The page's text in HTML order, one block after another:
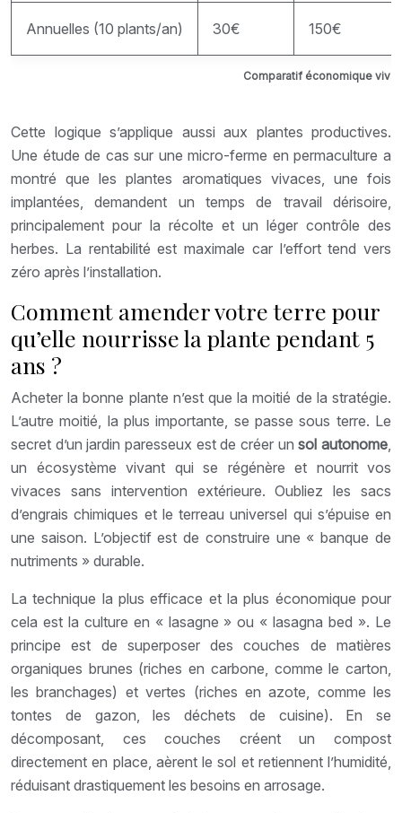
Comparatif économique
Annuelles (10 plants/an) 30€ 150€
Cette logique s’applique aussi aux plantes productives.
Une étude de cas sur une micro-ferme en permaculture a
montré que les plantes aromatiques vivaces, une fois
implantées, demandent un temps de travail dérisoire,
principalement pour la récolte et un léger contrôle des
herbes. La rentabilité est maximale car l’effort tend vers
zéro après l’installation.
Comment amender votre terre pour
qu’elle nourrisse la plante pendant 5
ans ?
Acheter la bonne plante n’est que la moitié de la stratégie.
L’autre moitié, la plus importante, se passe sous terre. Le
secret d’un jardin paresseux est de créer unsol autonome,
un écosystème vivant qui se régénère et nourrit vos
vivaces sans intervention extérieure. Oubliez les sacs
d’engrais chimiques et le terreau universel qui s’épuise en
une saison. L’objectif est de construire une « banque de
nutriments » durable.
La technique la plus efficace et la plus économique pour
cela est la culture en « lasagne » ou « lasagna bed ». Le
principe est de superposer des couches de matières
organiques brunes (riches en carbone, comme le carton,
les branchages) et vertes (riches en azote, comme les
tontes de gazon, les déchets de cuisine). En se
décomposant, ces couches créent un compost
directement en place, aèrent le sol et retiennent l’humidité,
réduisant drastiquement les besoins en arrosage.